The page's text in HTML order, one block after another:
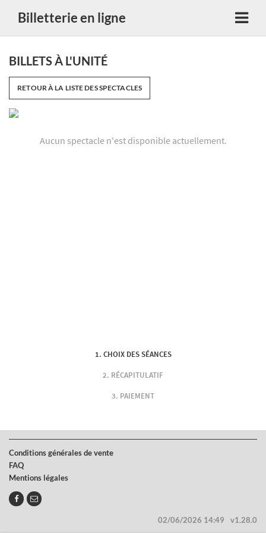
Billetterie en ligne
BILLETS À L'UNITÉ
RETOUR À LA LISTE DES SPECTACLES
Aucun spectacle n'est disponible actuellement.
CHOIX DES SÉANCES
RÉCAPITULATIF
PAIEMENT
Conditions générales de vente
FAQ
Mentions légales
02/06/2026 14:49 v1.28.0